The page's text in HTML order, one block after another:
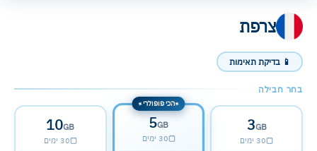
צרפת
📱 בדיקת תאימות
בחר חבילה
3GB
30 ימים
✦הכי פופולרי✦
5GB
30 ימים
10GB
30 ימים